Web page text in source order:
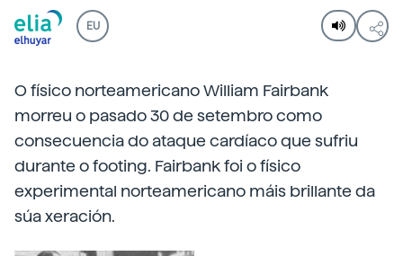
EU
O físico norteamericano William Fairbank
morreu o pasado 30 de setembro como
consecuencia do ataque cardíaco que sufriu
durante o footing. Fairbank foi o físico
experimental norteamericano máis brillante da
súa xeración.